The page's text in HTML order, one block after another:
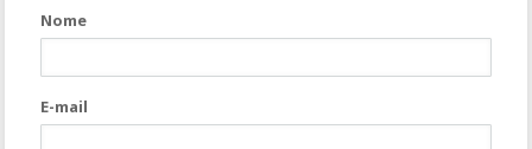
Nome
E-mail